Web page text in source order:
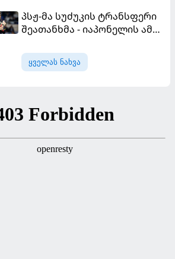
პსჟ-მა სუძუკის ტრანსფერი
შეათანხმა - იაპონელის ამ
შევალიეს
გადაწყვეტილებაზე გადის
ყველას ნახვა